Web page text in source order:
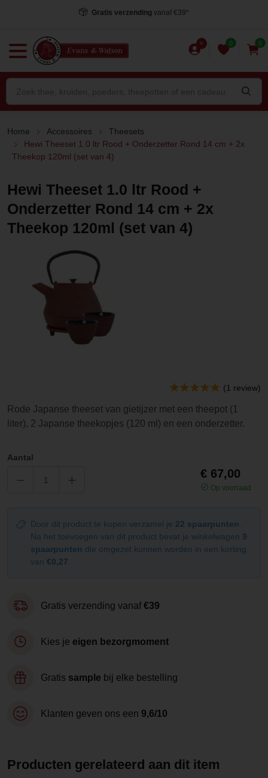
Gratis verzending vanaf €39*
0 0
Home Accessoires
Theesets
Hewi Theeset 1.0 ltr Rood + Onderzetter Rond 14 cm + 2x
Theekop 120ml (set van 4)
Hewi Theeset 1.0 ltr Rood +
Onderzetter Rond 14 cm + 2x
Theekop 120ml (set van 4)
(1 review)
Rode Japanse theeset van gietijzer met een theepot (1
liter), 2 Japanse theekopjes (120 ml) en een onderzetter.
Aantal
€ 67,00
Op voorraad
Door dit product te kopen verzamel je 22 spaarpunten
Na het toevoegen van dit product bevat je winkelwagen 9
spaarpunten die omgezet kunnen worden in een korting
van €0,27
Gratis verzending vanaf €39
Kies je eigen bezorgmoment
Gratis sample bij elke bestelling
Klanten geven ons een 9,6/10
Producten gerelateerd aan dit item